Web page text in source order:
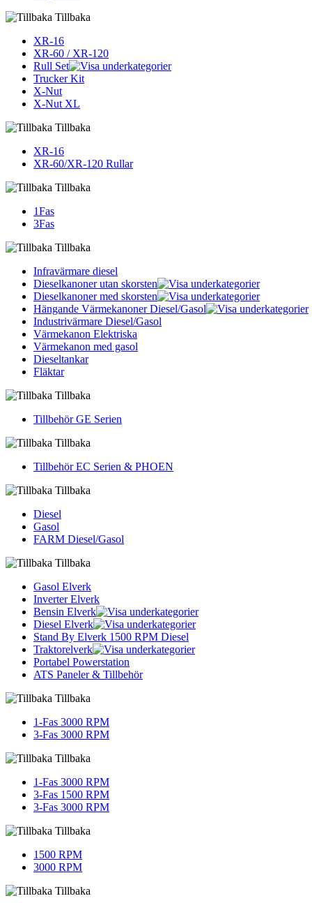
Tillbaka
XR-16
XR-60 / XR-120
Rull Set
Trucker Kit
X-Nut
X-Nut XL
Tillbaka
XR-16
XR-60/XR-120 Rullar
Tillbaka
1Fas
3Fas
Tillbaka
Infravärmare diesel
Dieselkanoner utan skorsten
Dieselkanoner med skorsten
Hängande Värmekanoner Diesel/Gasol
Industrivärmare Diesel/Gasol
Värmekanon Elektriska
Värmekanon med gasol
Dieseltankar
Fläktar
Tillbaka
Tillbehör GE Serien
Tillbaka
Tillbehör EC Serien & PHOEN
Tillbaka
Diesel
Gasol
FARM Diesel/Gasol
Tillbaka
Gasol Elverk
Inverter Elverk
Bensin Elverk
Diesel Elverk
Stand By Elverk 1500 RPM Diesel
Traktorelverk
Portabel Powerstation
ATS Paneler & Tillbehör
Tillbaka
1-Fas 3000 RPM
3-Fas 3000 RPM
Tillbaka
1-Fas 3000 RPM
3-Fas 1500 RPM
3-Fas 3000 RPM
Tillbaka
1500 RPM
3000 RPM
Tillbaka